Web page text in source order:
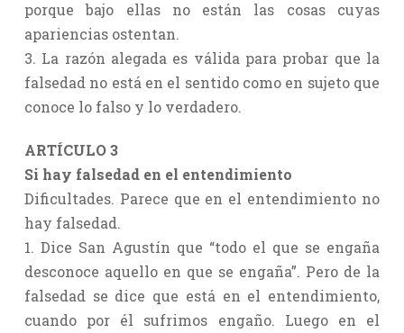
porque bajo ellas no están las cosas cuyas
apariencias ostentan.
3. La razón alegada es válida para probar que la
falsedad no está en el sentido como en sujeto que
conoce lo falso y lo verdadero.
ARTÍCULO 3
Si hay falsedad en el entendimiento
Dificultades. Parece que en el entendimiento no
hay falsedad.
1. Dice San Agustín que “todo el que se engaña
desconoce aquello en que se engaña”. Pero de la
falsedad se dice que está en el entendimiento,
cuando por él sufrimos engaño. Luego en el